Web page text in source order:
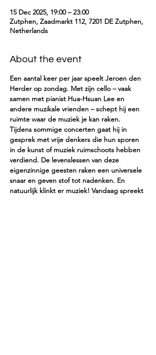
15 Dec 2025, 19:00 – 23:00
Zutphen, Zaadmarkt 112, 7201 DE Zutphen,
Netherlands
About the event
Een aantal keer per jaar speelt Jeroen den
Herder op zondag. Met zijn cello – vaak
samen met pianist Hua-Hsuan Lee en
andere muzikale vrienden – schept hij een
ruimte waar de muziek je kan raken.
Tijdens sommige concerten gaat hij in
gesprek met vrije denkers die hun sporen
in de kunst of muziek ruimschoots hebben
verdiend. De levenslessen van deze
eigenzinnige geesten raken een universele
snaar en geven stof tot nadenken. En
natuurlijk klinkt er muziek! Vandaag spreekt
Jeroen met Vincent Peppelenbosch.